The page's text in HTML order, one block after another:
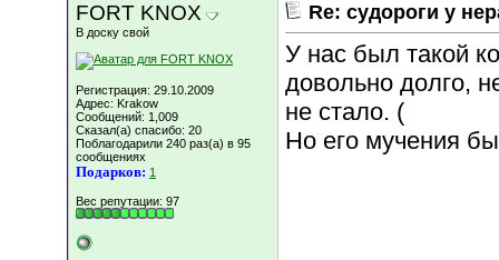
FORT KNOX
В доску свой
Регистрация: 29.10.2009
Адрес: Krakow
Сообщений: 1,009
Сказал(а) спасибо: 20
Поблагодарили 240 раз(а) в 95
сообщениях
Подарков: 1
Вес репутации: 97
Re: судороги у
У нас был такой
довольно долго,
не стало. (
Но его мучения